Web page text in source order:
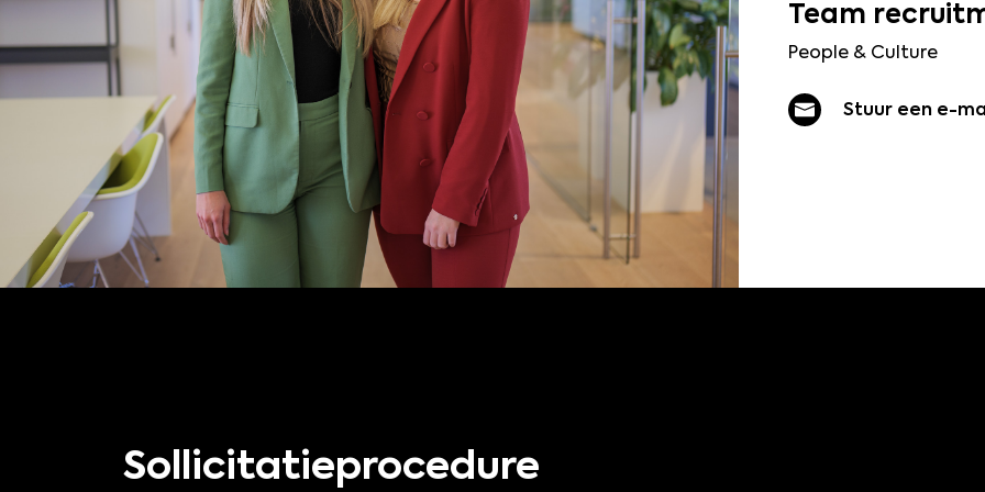
Vakantiedagen:
de mogelijkheid
te vieren;
Fiscale
Team
People & Culture
Stuur een e-
Sollicitatieprocedure